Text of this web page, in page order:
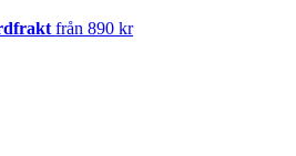
från 890 kr